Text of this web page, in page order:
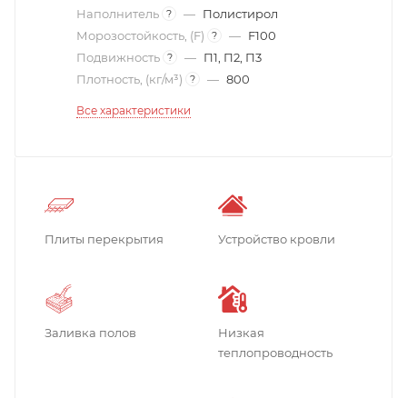
Наполнитель ? — Полистирол
Морозостойкость, (F)
? — F100
Подвижность ? — П1, П2, П3
Плотность, (кг/м³)
? — 800
Все характеристики
Плиты перекрытия Устройство кровли
Заливка полов
Низкая
теплопроводность